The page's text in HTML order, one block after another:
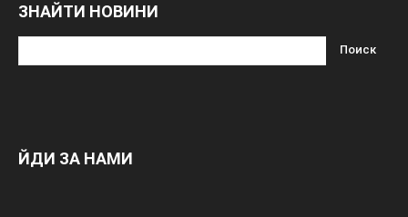
ЗНАЙТИ НОВИНИ
ЙДИ ЗА НАМИ